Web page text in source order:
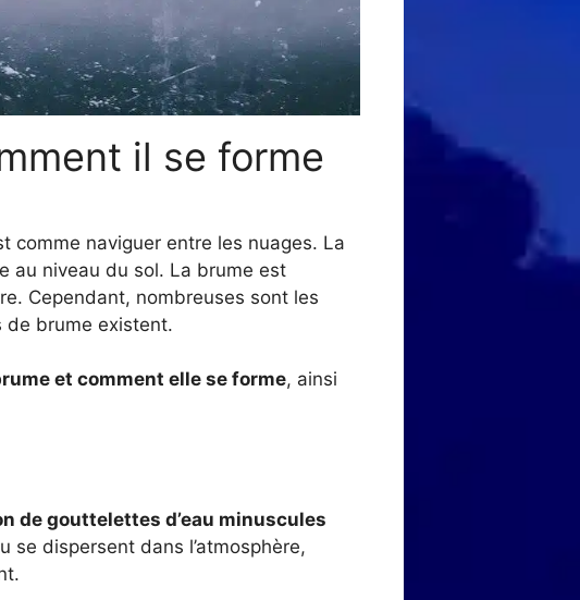
il se forme
comme naviguer entre les nuages. La
au niveau du sol. La brume est
Cependant, nombreuses sont les
de brume existent.
et comment elle se forme, ainsi
de gouttelettes d’eau minuscules
se dispersent dans l’atmosphère,